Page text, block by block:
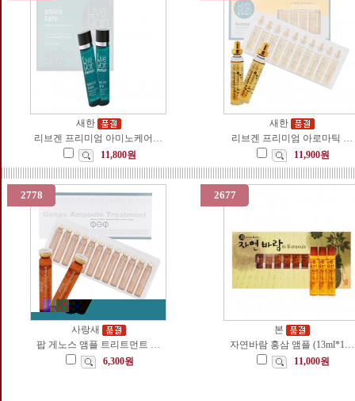
새한
리브겐 프리미엄 아미노케어…
11,800원
새한
리브겐 프리미엄 아로마틱 …
11,900원
2778
사랑새
팝 게노스 앰플 트리트먼트 …
6,300원
2677
본
자연바람 홍삼 앰플 (13ml*1…
11,000원